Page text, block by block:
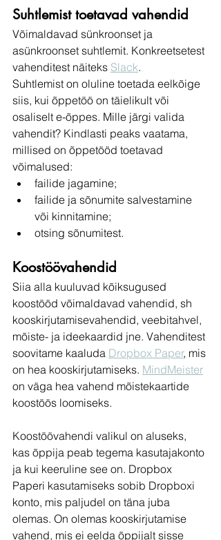
Suhtlemist toetavad vahendid
Võimaldavad sünkroonset ja
asünkroonset suhtlemit. Konkreetsetest
vahenditest näiteks Slack.
Suhtlemist on oluline toetada eelkõige
siis, kui õppetöö on täielikult või
osaliselt e-õppes. Mille järgi valida
vahendit? Kindlasti peaks vaatama,
millised on õppetööd toetavad
võimalused:
failide jagamine;
failide ja sõnumite salvestamine
või kinnitamine;
otsing sõnumitest.
Koostöövahendid
Siia alla kuuluvad kõiksugused
koostööd võimaldavad vahendid, sh
kooskirjutamisevahendid, veebitahvel,
mõiste- ja ideekaardid jne. Vahenditest
soovitame kaaluda Dropbox Paper, mis
on hea kooskirjutamiseks. MindMeister
on väga hea vahend mõistekaartide
koostöös loomiseks.
Koostöövahendi valikul on aluseks,
kas õppija peab tegema kasutajakonto
ja kui keeruline see on. Dropbox
Paperi kasutamiseks sobib Dropboxi
konto, mis paljudel on täna juba
olemas. On olemas kooskirjutamise
vahend, mis ei eelda õppijalt sisse